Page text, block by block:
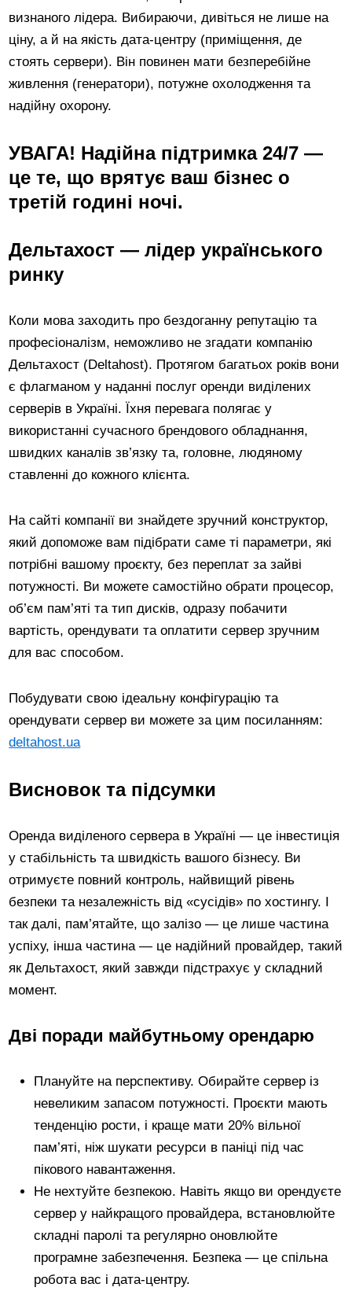
визнаного лідера. Вибираючи, дивіться не лише на
ціну, а й на якість дата-центру (приміщення, де
стоять сервери). Він повинен мати безперебійне
живлення (генератори), потужне охолодження та
надійну охорону.
УВАГА! Надійна підтримка 24/7 —
це те, що врятує ваш бізнес о
третій годині ночі.
Дельтахост — лідер українського
ринку
Коли мова заходить про бездоганну репутацію та
професіоналізм, неможливо не згадати компанію
Дельтахост (Deltahost). Протягом багатьох років вони
є флагманом у наданні послуг оренди виділених
серверів в Україні. Їхня перевага полягає у
використанні сучасного брендового обладнання,
швидких каналів зв’язку та, головне, людяному
ставленні до кожного клієнта.
На сайті компанії ви знайдете зручний конструктор,
який допоможе вам підібрати саме ті параметри, які
потрібні вашому проєкту, без переплат за зайві
потужності. Ви можете самостійно обрати процесор,
об’єм пам’яті та тип дисків, одразу побачити
вартість, орендувати та оплатити сервер зручним
для вас способом.
Побудувати свою ідеальну конфігурацію та
орендувати сервер ви можете за цим посиланням:
deltahost.ua
Висновок та підсумки
Оренда виділеного сервера в Україні — це інвестиція
у стабільність та швидкість вашого бізнесу. Ви
отримуєте повний контроль, найвищий рівень
безпеки та незалежність від «сусідів» по хостингу. І
так далі, пам’ятайте, що залізо — це лише частина
успіху, інша частина — це надійний провайдер, такий
як Дельтахост, який завжди підстрахує у складний
момент.
Дві поради майбутньому орендарю
Плануйте на перспективу. Обирайте сервер із
невеликим запасом потужності. Проєкти мають
тенденцію рости, і краще мати 20% вільної
пам’яті, ніж шукати ресурси в паніці під час
пікового навантаження.
Не нехтуйте безпекою. Навіть якщо ви орендуєте
сервер у найкращого провайдера, встановлюйте
складні паролі та регулярно оновлюйте
програмне забезпечення. Безпека — це спільна
робота вас і дата-центру.